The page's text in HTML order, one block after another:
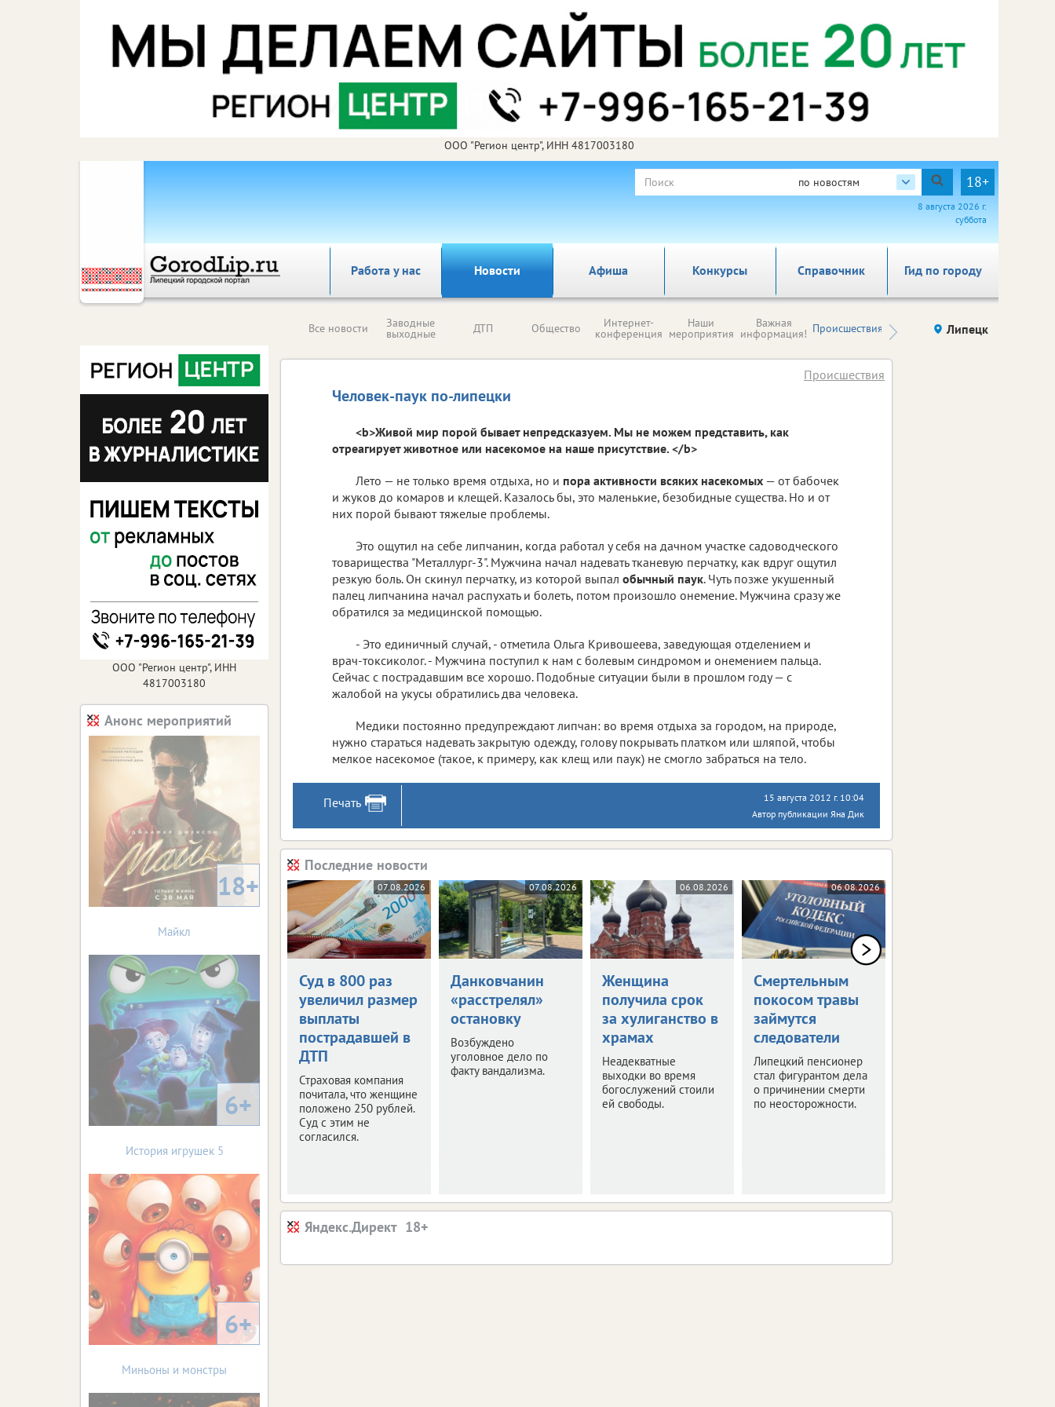
ООО "Регион центр", ИНН 4817003180
по новостям 18+
8 августа 2026 г.
суббота
Работа у нас Новости Афиша Справочник Гид по городу
Конкурсы
Все новости Заводные
выходные ДТП Общество Интернет-
конференция
Наши
мероприятия
Важная
информация! Происшествия Здоровье компаний (на
правах
Липецк
Человек-паук по-липецки
Происшествия
<b>Живой мир порой бывает непредсказуем. Мы не можем представить, как
отреагирует животное или насекомое на наше присутствие. </b>
Лето — не только время отдыха, но и пора активности всяких насекомых — от бабочек
и жуков до комаров и клещей. Казалось бы, это маленькие, безобидные существа. Но и от
них порой бывают тяжелые проблемы.
Это ощутил на себе липчанин, когда работал у себя на дачном участке садоводческого
товарищества "Металлург-3". Мужчина начал надевать тканевую перчатку, как вдруг ощутил
резкую боль. Он скинул перчатку, из которой выпал обычный паук. Чуть позже укушенный
палец липчанина начал распухать и болеть, потом произошло онемение. Мужчина сразу же
обратился за медицинской помощью.
- Это единичный случай, - отметила Ольга Кривошеева, заведующая отделением и
врач-токсиколог. - Мужчина поступил к нам с болевым синдромом и онемением пальца.
Сейчас с пострадавшим все хорошо. Подобные ситуации были в прошлом году — с
жалобой на укусы обратились два человека.
Медики постоянно предупреждают липчан: во время отдыха за городом, на природе,
нужно стараться надевать закрытую одежду, голову покрывать платком или шляпой, чтобы
мелкое насекомое (такое, к примеру, как клещ или паук) не смогло забраться на тело.
Печать
15 августа 2012 г. 10:04
Автор публикации Яна Дик
Последние новости
07.08.2026
Суд в 800 раз
увеличил размер
выплаты
пострадавшей в
ДТП
Страховая компания
почитала, что женщине
положено 250 рублей.
Суд с этим не
согласился.
07.08.2026
Данковчанин
«расстрелял»
остановку
Возбуждено
уголовное дело по
факту вандализма.
06.08.2026
Женщина
получила срок
за хулиганство в
храмах
Неадекватные
выходки во время
богослужений стоили
ей свободы.
06.08.2026
Смертельным
покосом травы
займутся
следователи
Липецкий пенсионер
стал фигурантом дела
о причинении смерти
по неосторожности.
Яндекс.Директ
ООО "Регион центр", ИНН
4817003180
Анонс мероприятий
18+
Майкл
6+
История игрушек 5
6+
Миньоны и монстры